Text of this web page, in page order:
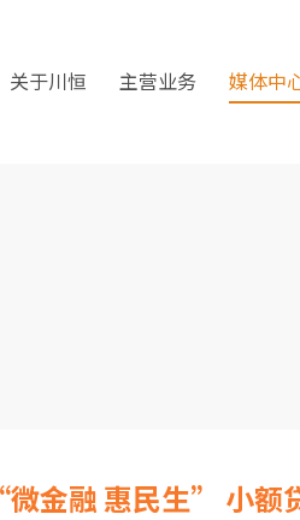
关于川恒 主营业务 媒体中
“微金融 惠民生” 小额